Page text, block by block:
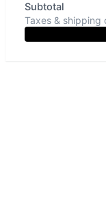
Subtotal
Taxes &